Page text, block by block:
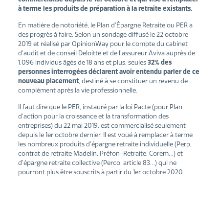
à terme les produits de préparation à la retraite existants.
En matière de notoriété, le Plan d’Épargne Retraite ou PER a
des progrès à faire. Selon un sondage diffusé le 22 octobre
2019 et réalisé par OpinionWay pour le compte du cabinet
d’audit et de conseil Deloitte et de l’assureur Aviva auprès de
1.096 individus âgés de 18 ans et plus, seules32% des
personnes interrogées déclarent avoir entendu parler de ce
nouveau placement, destiné à se constituer un revenu de
complément après la vie professionnelle.
Il faut dire que le PER, instauré par la loi Pacte (pour Plan
d’action pour la croissance et la transformation des
entreprises) du 22 mai 2019, est commercialisé seulement
depuis le 1er octobre dernier. Il est voué à remplacer à terme
les nombreux produits d’épargne retraite individuelle (Perp,
contrat de retraite Madelin, Préfon-Retraite, Corem…) et
d’épargne retraite collective (Perco, article 83…) qui ne
pourront plus être souscrits à partir du 1er octobre 2020.